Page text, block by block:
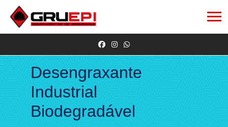
Desengraxante
Industrial
Biodegradável